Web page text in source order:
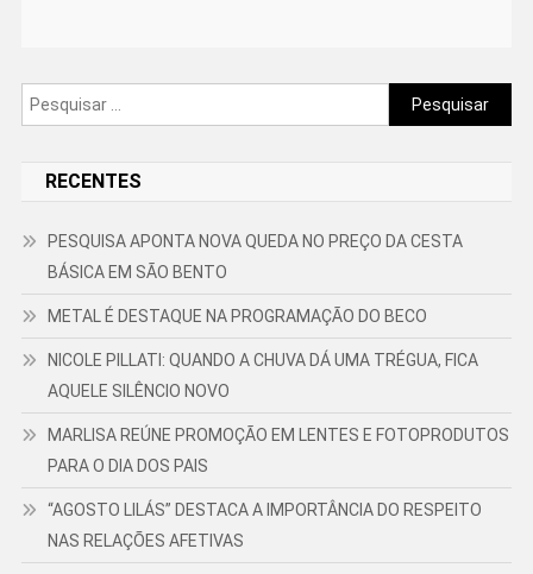
Pesquisar
por:
RECENTES
PESQUISA APONTA NOVA QUEDA NO PREÇO DA CESTA
BÁSICA EM SÃO BENTO
METAL É DESTAQUE NA PROGRAMAÇÃO DO BECO
NICOLE PILLATI: QUANDO A CHUVA DÁ UMA TRÉGUA, FICA
AQUELE SILÊNCIO NOVO
MARLISA REÚNE PROMOÇÃO EM LENTES E FOTOPRODUTOS
PARA O DIA DOS PAIS
“AGOSTO LILÁS” DESTACA A IMPORTÂNCIA DO RESPEITO
NAS RELAÇÕES AFETIVAS